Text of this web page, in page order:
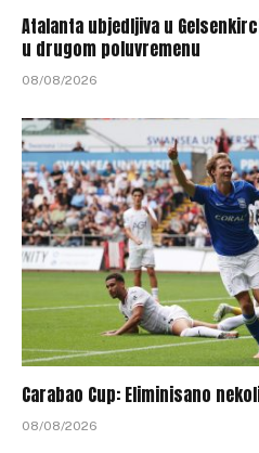
Atalanta ubjedljiva u
u drugom poluvremenu
08/08/2026
Carabao Cup: Eliminisano
08/08/2026